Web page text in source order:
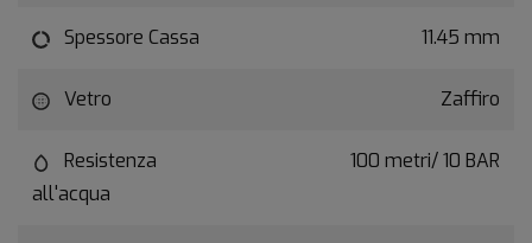
Spessore Cassa 11.45 mm
Vetro Zaffiro
Resistenza
all'acqua
100 metri/ 10 BAR